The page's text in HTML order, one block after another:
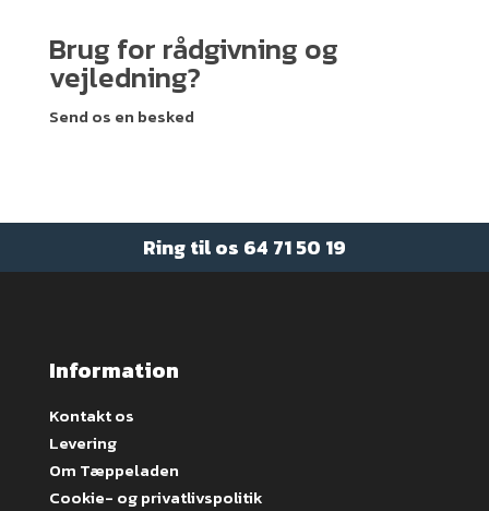
Brug for rådgivning og
vejledning?
Send os en besked
Ring til os 64 71 50 19
Information
Kontakt os
Levering
Om Tæppeladen
Cookie- og privatlivspolitik